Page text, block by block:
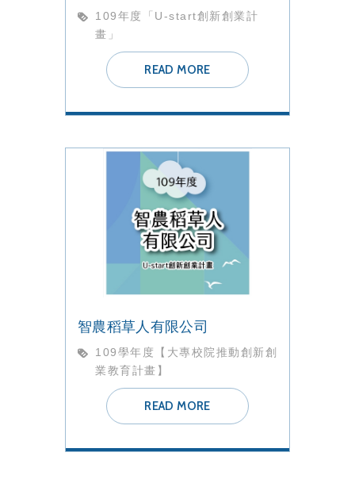
109年度「U-start創新創業計
畫」
READ MORE
智農稻草人有限公司
109學年度【大專校院推動創新創
業教育計畫】
READ MORE